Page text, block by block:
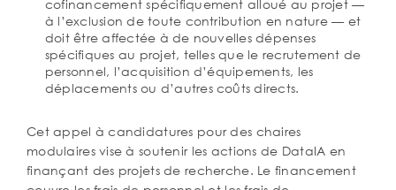
cofinancement spécifiquement alloué au projet —
à l’exclusion de toute contribution en nature — et
doit être affectée à de nouvelles dépenses
spécifiques au projet, telles que le recrutement de
personnel, l’acquisition d’équipements, les
déplacements ou d’autres coûts directs.
Cet appel à candidatures pour des chaires
modulaires vise à soutenir les actions de DataIA en
finançant des projets de recherche. Le financement